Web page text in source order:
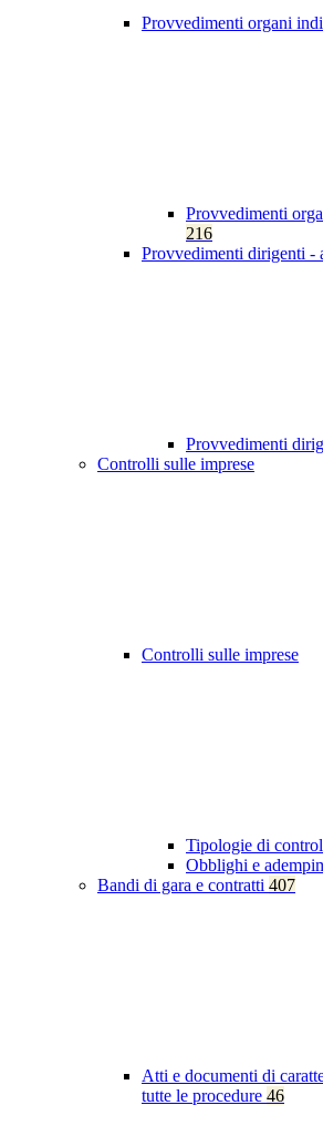
Provvedimenti organi
Provvedimenti
216
Provvedimenti dirigenti -
Provvedimenti
Controlli sulle imprese
Controlli sulle imprese
Tipologie di
Obblighi e
Bandi di gara e contratti 407
Atti e documenti di
tutte le procedure 46